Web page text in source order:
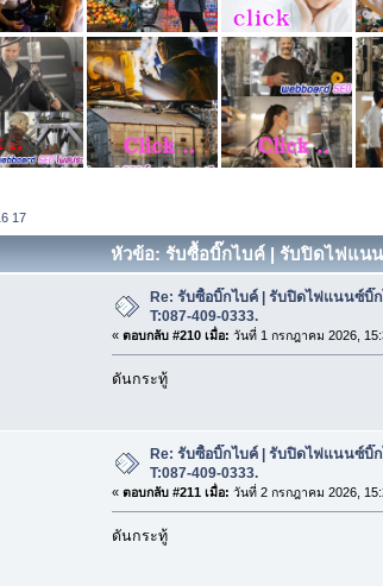
17
หัวข้อ: รับซื้อบิ๊กไบค์ | รับปิดไฟแนน
Re: รับซื้อบิ๊กไบค์ | รับปิดไฟแนนซ์บิ๊
T:087-409-0333.
« ตอบกลับ #210 เมื่อ: วันที่ 1 กรกฎาคม 2026,
ดันกระทู้
Re: รับซื้อบิ๊กไบค์ | รับปิดไฟแนนซ์บิ๊
T:087-409-0333.
« ตอบกลับ #211 เมื่อ: วันที่ 2 กรกฎาคม 2026,
ดันกระทู้